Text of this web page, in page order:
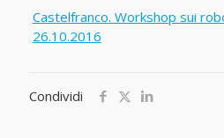
Castelfranco. Workshop sui
26.10.2016
Condividi